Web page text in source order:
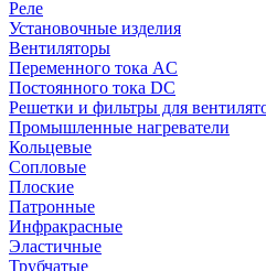
Реле
Установочные изделия
Вентиляторы
Переменного тока AC
Постоянного тока DC
Решетки и фильтры для
Промышленные нагреватели
Кольцевые
Сопловые
Плоские
Патронные
Инфракрасные
Эластичные
Трубчатые